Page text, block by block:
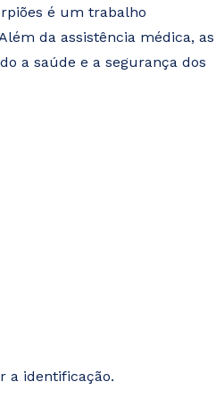
é um trabalho
da assistência médica, as
a saúde e a segurança dos
a identificação.